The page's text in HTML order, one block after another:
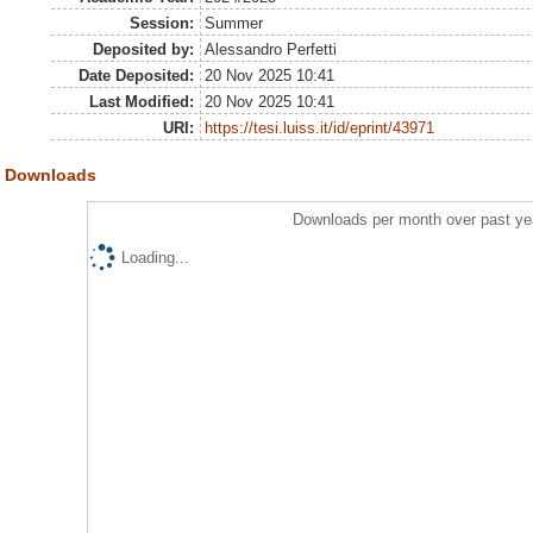
Session:
Summer
Deposited by:
Alessandro Perfetti
Date Deposited:
20 Nov 2025 10:41
Last Modified:
20 Nov 2025 10:41
URI:
https://tesi.luiss.it/id/eprint/43971
Downloads
Downloads per month over past
Loading...